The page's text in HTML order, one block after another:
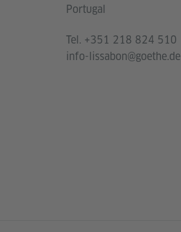
Portugal
Tel. +351 218 824 510
info-lissabon@goethe.de